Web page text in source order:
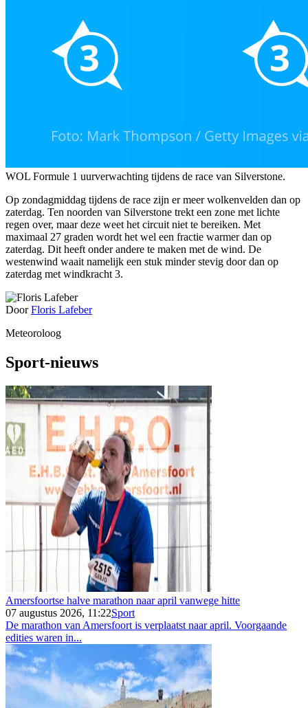
WOL Formule 1 uurverwachting tijdens de race van Silverstone.
Op zondagmiddag tijdens de race zijn er meer wolkenvelden dan op
zaterdag. Ten noorden van Silverstone trekt een zone met lichte
regen over, maar deze weet het circuit niet te bereiken. Met
maximaal 27 graden wordt het wel een fractie warmer dan op
zaterdag. Dit heeft onder andere te maken met de wind. De
westenwind waait namelijk een stuk minder stevig door dan op
zaterdag met windkracht 3.
DoorFloris Lafeber
Meteoroloog
Sport-nieuws
Amersfoortse halve marathon naar april vanwege hitte
07 augustus 2026, 11:22Sport
De marathon van Amersfoort is verplaatst naar april. Voorgaande
edities waren in...